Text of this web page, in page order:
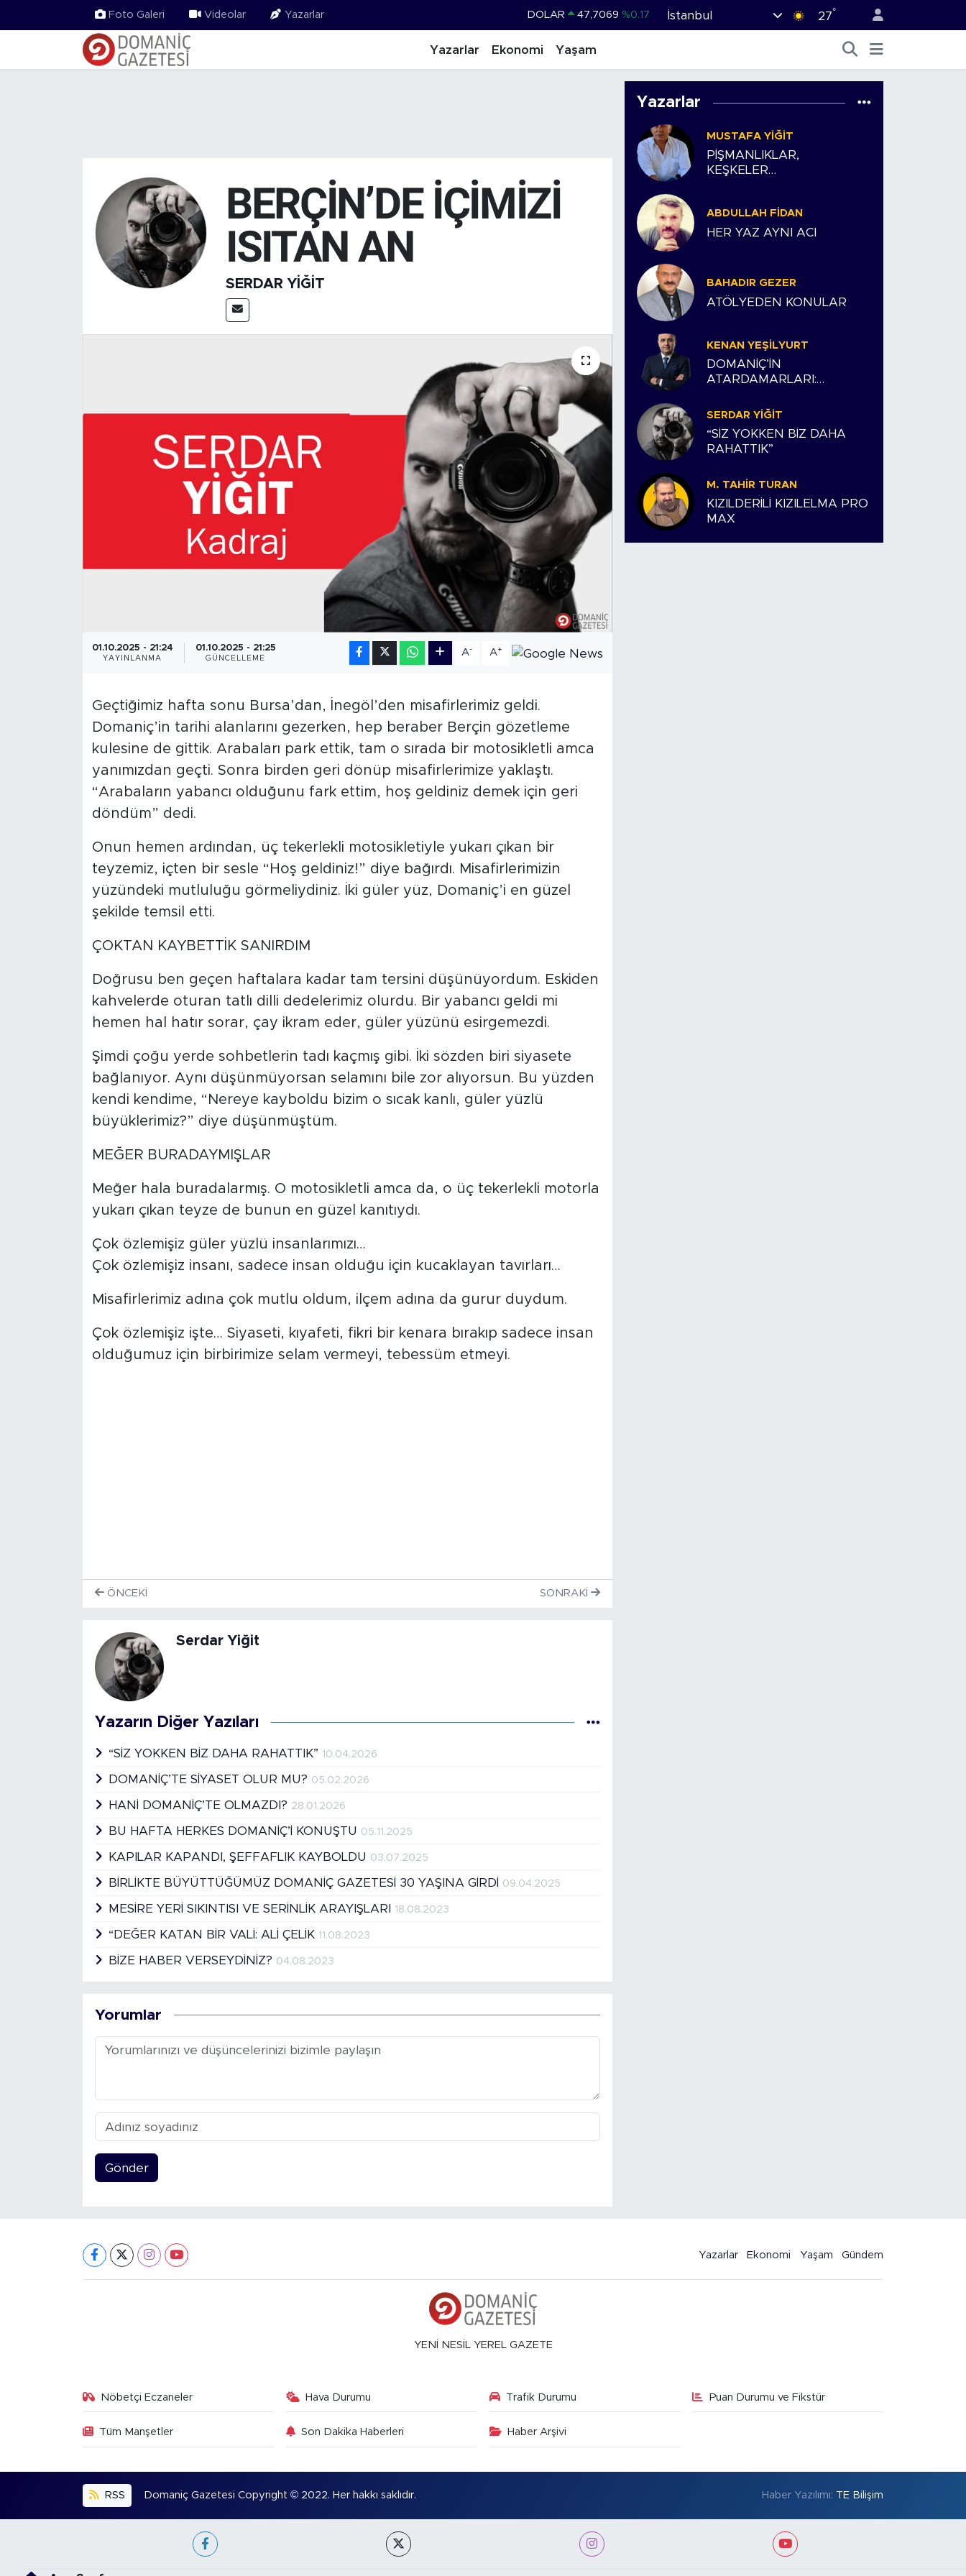
Foto Galeri Videolar Yazarlar DOLAR 47,7069 %0.17
STERLİN 64,1897 %0.02
%-0.76
İstanbul 27°
Yazarlar Ekonomi Yaşam
BERÇİN’DE İÇİMİZİ
ISITAN AN
SERDAR YIĞIT
01.10.2025 - 21:24
YAYINLANMA
01.10.2025 - 21:25
GÜNCELLEME
A- A+
Geçtiğimiz hafta sonu Bursa’dan, İnegöl’den misafirlerimiz geldi.
Domaniç’in tarihi alanlarını gezerken, hep beraber Berçin gözetleme
kulesine de gittik. Arabaları park ettik, tam o sırada bir motosikletli amca
yanımızdan geçti. Sonra birden geri dönüp misafirlerimize yaklaştı.
“Arabaların yabancı olduğunu fark ettim, hoş geldiniz demek için geri
döndüm” dedi.
Onun hemen ardından, üç tekerlekli motosikletiyle yukarı çıkan bir
teyzemiz, içten bir sesle “Hoş geldiniz!” diye bağırdı. Misafirlerimizin
yüzündeki mutluluğu görmeliydiniz. İki güler yüz, Domaniç’i en güzel
şekilde temsil etti.
ÇOKTAN KAYBETTİK SANIRDIM
Doğrusu ben geçen haftalara kadar tam tersini düşünüyordum. Eskiden
kahvelerde oturan tatlı dilli dedelerimiz olurdu. Bir yabancı geldi mi
hemen hal hatır sorar, çay ikram eder, güler yüzünü esirgemezdi.
Şimdi çoğu yerde sohbetlerin tadı kaçmış gibi. İki sözden biri siyasete
bağlanıyor. Aynı düşünmüyorsan selamını bile zor alıyorsun. Bu yüzden
kendi kendime, “Nereye kayboldu bizim o sıcak kanlı, güler yüzlü
büyüklerimiz?” diye düşünmüştüm.
MEĞER BURADAYMIŞLAR
Meğer hala buradalarmış. O motosikletli amca da, o üç tekerlekli motorla
yukarı çıkan teyze de bunun en güzel kanıtıydı.
Çok özlemişiz güler yüzlü insanlarımızı…
Çok özlemişiz insanı, sadece insan olduğu için kucaklayan tavırları…
Misafirlerimiz adına çok mutlu oldum, ilçem adına da gurur duydum.
Çok özlemişiz işte… Siyaseti, kıyafeti, fikri bir kenara bırakıp sadece insan
olduğumuz için birbirimize selam vermeyi, tebessüm etmeyi.
ÖNCEKI SONRAKI
Serdar Yiğit
Yazarın Diğer Yazıları
“SİZ YOKKEN BİZ DAHA RAHATTIK” 10.04.2026
DOMANİÇ’TE SİYASET OLUR MU? 05.02.2026
HANİ DOMANİÇ’TE OLMAZDI? 28.01.2026
BU HAFTA HERKES DOMANİÇ’İ KONUŞTU 05.11.2025
KAPILAR KAPANDI, ŞEFFAFLIK KAYBOLDU 03.07.2025
BİRLİKTE BÜYÜTTÜĞÜMÜZ DOMANİÇ GAZETESİ 30 YAŞINA GİRDİ 09.04.2025
MESİRE YERİ SIKINTISI VE SERİNLİK ARAYIŞLARI 18.08.2023
“DEĞER KATAN BİR VALİ: ALİ ÇELİK 11.08.2023
BİZE HABER VERSEYDİNİZ? 04.08.2023
Yorumlar
Gönder
Yazarlar
MUSTAFA YIĞIT
PİŞMANLIKLAR,
KEŞKELER…
ABDULLAH FIDAN
HER YAZ AYNI ACI
BAHADIR GEZER
ATÖLYEDEN KONULAR
KENAN YEŞILYURT
DOMANİÇ’İN
ATARDAMARLARI:
HİKAYEMİZ
SERDAR YIĞIT
“SİZ YOKKEN BİZ DAHA
RAHATTIK”
M. TAHIR TURAN
KIZILDERİLİ KIZILELMA PRO
MAX
Yazarlar Ekonomi Yaşam Gündem
YENİ NESİL YEREL GAZETE
Nöbetçi Eczaneler Hava Durumu Trafik Durumu Puan Durumu ve Fikstür
Tüm Manşetler Son Dakika Haberleri Haber Arşivi
RSS Domaniç Gazetesi Copyright © 2022. Her hakkı saklıdır. Haber Yazılımı: TE Bilişim